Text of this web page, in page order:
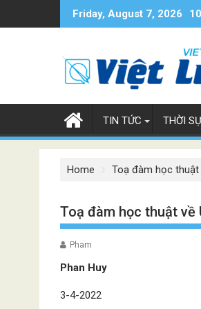
Friday, August 7, 2026
TIN TỨC THỜI SỰ
Home Toạ đàm học thuật
Toạ đàm học thuật về
Pham
Phan Huy
3-4-2022